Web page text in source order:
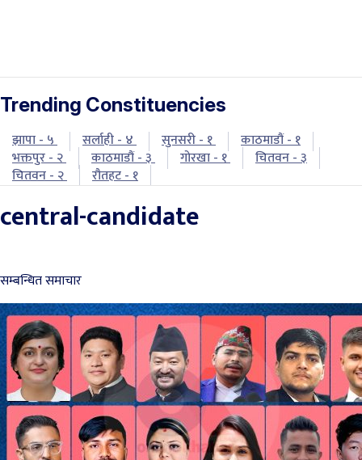
Trending Constituencies
झापा - ५ सर्लाही - ४ सुनसरी - १
काठमाडौं - १
भक्तपुर - २
काठमाडौं - ३ गोरखा - १
चितवन - ३
चितवन - २
रौतहट - १
central-candidate
सम्बन्धित समाचार